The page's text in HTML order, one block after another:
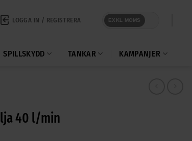
LOGGA IN / REGISTRERA EXKL MOMS
SPILLSKYDD TANKAR KAMPANJER
40 l/min